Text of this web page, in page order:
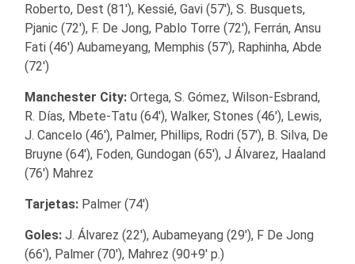
Roberto, Dest (81′), Kessié, Gavi (57′), S. Busquets,
Pjanic (72′), F. De Jong, Pablo Torre (72′), Ferrán, Ansu
Fati (46′) Aubameyang, Memphis (57′), Raphinha, Abde
(72′)
Manchester City: Ortega, S. Gómez, Wilson-Esbrand,
R. Días, Mbete-Tatu (64′), Walker, Stones (46′), Lewis,
J. Cancelo (46′), Palmer, Phillips, Rodri (57′), B. Silva, De
Bruyne (64′), Foden, Gundogan (65′), J Álvarez, Haaland
(76′) Mahrez
Tarjetas: Palmer (74′)
Goles: J. Álvarez (22′), Aubameyang (29′), F De Jong
(66′), Palmer (70′), Mahrez (90+9′ p.)